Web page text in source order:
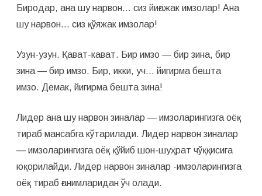
Биродар, ана шу нарвон… сиз йиғажак имзолар! Ана
шу нар­вон… сиз қўяжак имзолар!
Узун-узун. Қават-кават. Бир имзо — бир зина, бир
зина — бир имзо. Бир, икки, уч… йигирма бешта
имзо. Демак, йигирма бешта зина!
Лидер ана шу нарвон зиналар — имзоларингизга оёқ
тираб мансабга кўтарилади. Лидер нарвон зиналар
— имзоларингизга оёқ қўйиб шон-шуҳрат чўққисига
юқорилайди. Лидер нарвон зиналар -имзоларингизга
оёқ тираб ғанимларидан ўч олади.